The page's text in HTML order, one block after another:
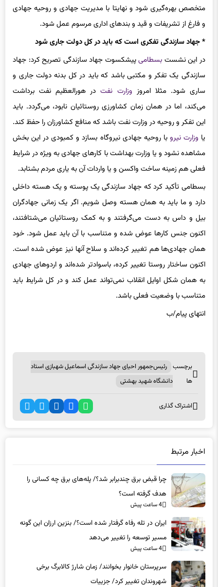
و فارغ از تشریفات و قید و بندهای اداری مرسوم عمل شود.
* جهاد سازندگی تفکری است که باید در کل دولت جاری شود
در این نشستبسطامی پیشکسوت جهاد سازندگی تصریح کرد: جهاد
سازندگی یک تفکر و مکتبی باشد که باید در کل بدنه دولت جاری و
ساری شود. مثلا امروزوزارت نفت در هورالعظیمنفت برداشت
می‌کند، اما در همان زمان کشاورزی روستائیان نابود، می‌گردد. باید
این تفکر و روحیه در وزارت نفت باشد که منافع کشاورزان را حفظ کند.
یاوزارت نیروبا روحیه جهادی نیروگاه بسازد و کمبودی در این بخش
مشاهده نشود و یا وزارت بهداشت با کارهای جهادی به ویژه در شرایط
فعلی هم زمینه ساخت واکسن و یا واردات آن به یاری مردم بشتابد.
بسطامی تأکید کرد که جهاد سازندگی یک پوسته و یک هسته داخلی
دارد و ما باید به همان هسته وصل شویم. اگر یک زمانی جهادگران
بیل و داس به دست می‌گرفتند و به کمک روستائیان می‌شتافتند،
اکنون جنس کارها عوض شده و متناسب با آن باید عمل شود. خود
همان جهادی‌ها هم تغییر کرده‌اند و سلاح آنها نیز عوض شده است.
اکنون ساختار روستا تغییر کرده، باسوادتر شده‌اند و اردوهای جهادی
به همان شکل اوایل انقلاب نمی‌تواند عمل کند و در کل شرایط باید
متناسب با وضعیت فعلی باشد.
انتهایپیام/ب
ها
دانشگاه شهید بهشتی
چرا قبض برق چندبرابر شد؟/ پله‌های برق چه کسانی را
هدف گرفته است؟
ایران در تله رفاه گرفتار شده است؟/ بنزین ارزان این گونه
مسیر توسعه را تغییر می‌دهد
سرپرستان خانوار بخوانند/ زمان شارژ کالابرگ برخی
شهروندان تغییر کرد/ جزییات